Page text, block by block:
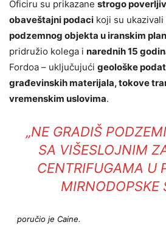
Oficiru su prikazane strogo
obaveštajni podaci koji su
podzemnog objekta u iranskim
pridružio kolega i narednih 15
Fordoa – uključujući geološke
građevinskih materijala, tokove
vremenskim uslovima.
„NE GRADIŠ
SA VIŠESLOJNIM
CENTRIFUGAMA U
MIRNODOPSKE
poručio je Caine.